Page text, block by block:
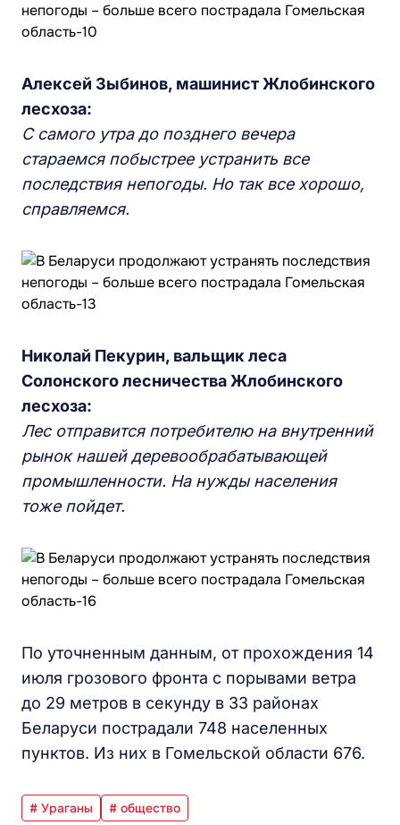
Алексей Зыбинов, машинист Жлобинского
лесхоза:
С самого утра до позднего вечера
стараемся побыстрее устранить все
последствия непогоды. Но так все хорошо,
справляемся.
Николай Пекурин, вальщик леса
Солонского лесничества Жлобинского
лесхоза:
Лес отправится потребителю на внутренний
рынок нашей деревообрабатывающей
промышленности. На нужды населения
тоже пойдет.
По уточненным данным, от прохождения 14
июля грозового фронта с порывами ветра
до 29 метров в секунду в 33 районах
Беларуси пострадали 748 населенных
пунктов. Из них в Гомельской области 676.
# Ураганы # общество